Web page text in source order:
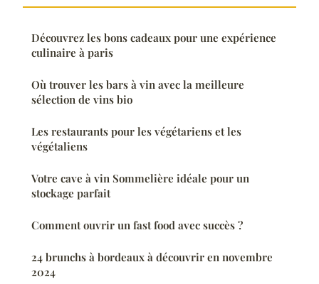
Découvrez les bons cadeaux pour une expérience
culinaire à paris
Où trouver les bars à vin avec la meilleure
sélection de vins bio
Les restaurants pour les végétariens et les
végétaliens
Votre cave à vin Sommelière idéale pour un
stockage parfait
Comment ouvrir un fast food avec succès ?
24 brunchs à bordeaux à découvrir en novembre
2024